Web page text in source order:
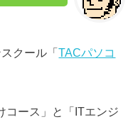
クール「TACパソコ
コース」と「ITエンジ